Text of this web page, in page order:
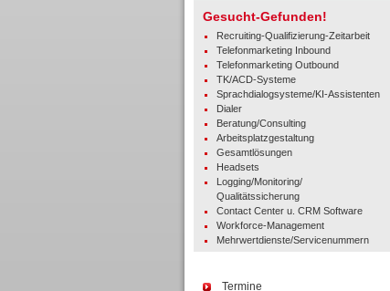
Gesucht-Gefunden!
Recruiting-Qualifizierung-Zeitarbeit
Telefonmarketing Inbound
Telefonmarketing Outbound
TK/ACD-Systeme
Sprachdialogsysteme/KI-Assistenten
Dialer
Beratung/Consulting
Arbeitsplatzgestaltung
Gesamtlösungen
Headsets
Logging/Monitoring/
Qualitätssicherung
Contact Center u. CRM Software
Workforce-Management
Mehrwertdienste/Servicenummern
Termine